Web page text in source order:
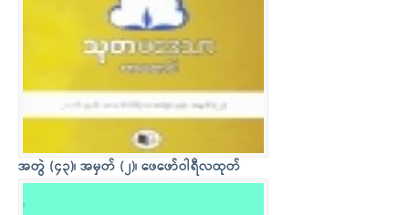
အတွဲ (၄၃)၊ အမှတ် (၂)၊ ဖေဖော်ဝါရီလထုတ်